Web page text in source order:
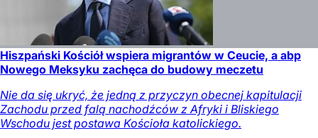
Hiszpański Kościół wspiera migrantów w Ceucie, a abp
Nowego Meksyku zachęca do budowy meczetu
Nie da się ukryć, że jedną z przyczyn obecnej kapitulacji
Zachodu przed falą nachodźców z Afryki i Bliskiego
Wschodu jest postawa Kościoła katolickiego.